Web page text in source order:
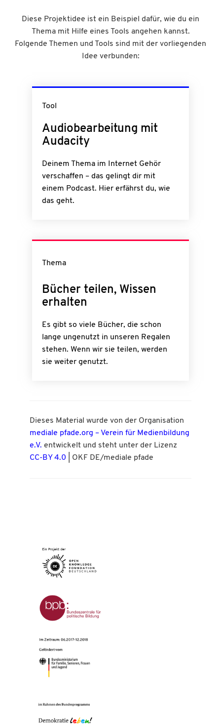
Diese Projektidee ist ein Beispiel dafür, wie du ein
Thema mit Hilfe eines Tools angehen kannst.
Folgende Themen und Tools sind mit der vorliegenden
Idee verbunden:
Tool
Audiobearbeitung mit
Audacity
Deinem Thema im Internet Gehör
verschaffen – das gelingt dir mit
einem Podcast. Hier erfährst du, wie
das geht.
Thema
Bücher teilen, Wissen
erhalten
Es gibt so viele Bücher, die schon
lange ungenutzt in unseren Regalen
stehen. Wenn wir sie teilen, werden
sie weiter genutzt.
Dieses Material wurde von der Organisation
mediale pfade.org – Verein für Medienbildung
e.V. entwickelt und steht unter der Lizenz
CC-BY 4.0
| OKF DE/mediale pfade